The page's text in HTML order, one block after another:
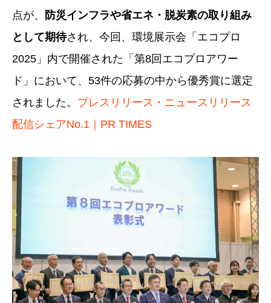
点が、
防災インフラや省エネ・脱炭素の取り組み
として期待され、今回、環境展示会「エコプロ
2025」内で開催された「第8回エコプロアワー
ド」において、53件の応募の中から優秀賞に選定
されました。 プレスリリース・ニュースリリース
配信シェアNo.1｜PR TIMES